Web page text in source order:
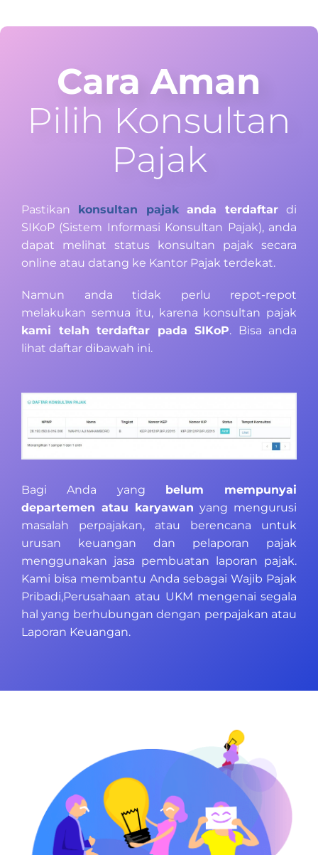
Cara Aman
Pilih Konsultan
Pajak
Pastikan konsultan pajakanda terdaftar di
SIKoP (Sistem Informasi Konsultan Pajak), anda
dapat melihat status konsultan pajak secara
online atau datang ke Kantor Pajak terdekat.
Namun anda tidak perlu repot-repot
melakukan semua itu, karena konsultan pajak
kami telah terdaftar pada SIKoP. Bisa anda
lihat daftar dibawah ini.
Bagi Anda yang belum mempunyai
departemen atau karyawan yang mengurusi
masalah perpajakan, atau berencana untuk
urusan keuangan dan pelaporan pajak
menggunakan jasa pembuatan laporan pajak.
Kami bisa membantu Anda sebagai Wajib Pajak
Pribadi,Perusahaan atau UKM mengenai segala
hal yang berhubungan dengan perpajakan atau
Laporan Keuangan.